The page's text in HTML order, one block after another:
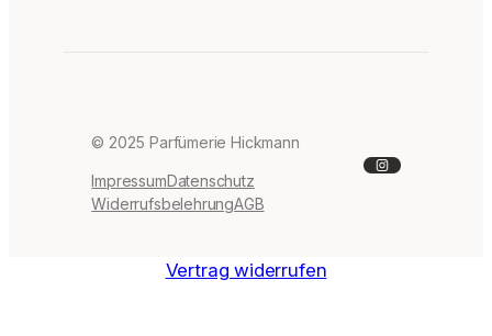
© 2025 Parfümerie Hickmann
ImpressumDatenschutz
WiderrufsbelehrungAGB
Instagram
Vertrag widerrufen